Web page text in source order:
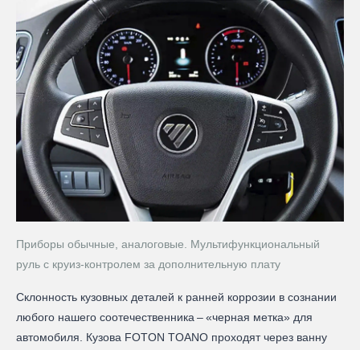
Приборы обычные, аналоговые. Мультифункциональный
руль с круиз-контролем за дополнительную плату
Склонность кузовных деталей к ранней коррозии в сознании
любого нашего соотечественника – ​«черная метка» для
автомобиля. Кузова FOTON TOANO проходят через ванну